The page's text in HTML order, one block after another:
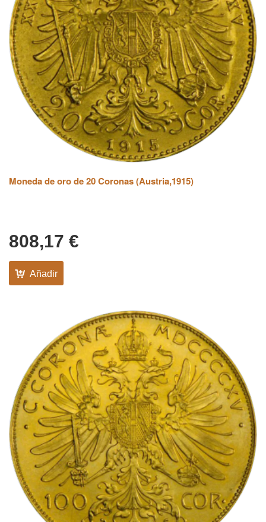
Moneda de oro de 20 Coronas (Austria,1915)
808,17 €
Añadir